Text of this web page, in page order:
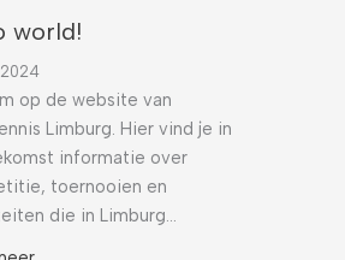
world!
op de website van
Limburg. Hier vind je in
informatie over
toernooien en
die in Limburg…